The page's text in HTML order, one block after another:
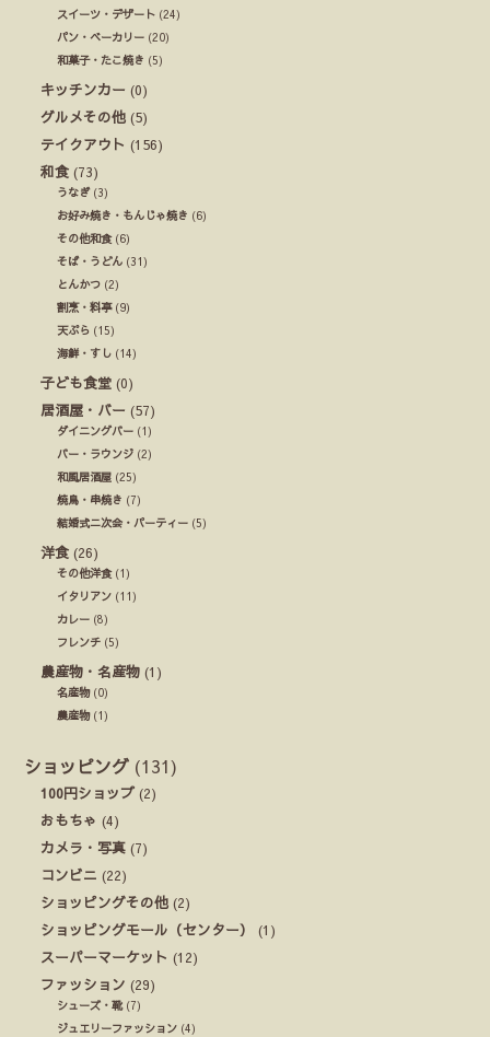
スイーツ・デザート (24)
パン・ベーカリー (20)
和菓子・たこ焼き (5)
キッチンカー (0)
グルメその他 (5)
テイクアウト (156)
和食 (73)
うなぎ(3)
お好み焼き・もんじゃ焼き (6)
その他和食(6)
そば・うどん (31)
とんかつ (2)
割烹・料亭(9)
天ぷら (15)
海鮮・すし (14)
子ども食堂 (0)
居酒屋・バー (57)
ダイニングバー (1)
バー・ラウンジ (2)
和風居酒屋 (25)
焼鳥・串焼き (7)
結婚式ニ次会・パーティー (5)
洋食 (26)
その他洋食(1)
イタリアン (11)
カレー (8)
フレンチ (5)
農産物・名産物 (1)
名産物(0)
農産物(1)
ショッピング (131)
100円ショップ (2)
おもちゃ (4)
カメラ・写真 (7)
コンビニ (22)
ショッピングその他 (2)
ショッピングモール（センター）
(1)
スーパーマーケット (12)
ファッション (29)
シューズ・靴(7)
ジュエリーファッション (4)